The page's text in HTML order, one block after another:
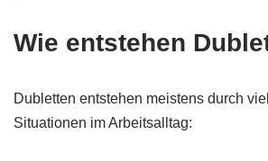
Wie entstehen
Dubletten entstehen meistens durch
Situationen im Arbeitsalltag: